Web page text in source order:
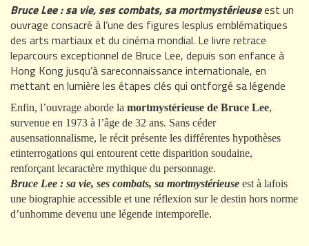
Bruce Lee : sa vie, ses combats, sa mortmystérieuseest un
ouvrage consacré à l’une des figures lesplus emblématiques
des arts martiaux et du cinéma mondial. Le livre retrace
leparcours exceptionnel de Bruce Lee, depuis son enfance à
Hong Kong jusqu’à sareconnaissance internationale, en
mettant en lumière les étapes clés qui ontforgé sa légende
Enfin, l’ouvrage aborde la mortmystérieuse de Bruce Lee,
survenue en 1973 à l’âge de 32 ans. Sans céder
ausensationnalisme, le récit présente les différentes hypothèses
etinterrogations qui entourent cette disparition soudaine,
renforçant lecaractère mythique du personnage.
Bruce Lee : sa vie, ses combats, sa mortmystérieuse est à lafois
une biographie accessible et une réflexion sur le destin hors norme
d’unhomme devenu une légende intemporelle.